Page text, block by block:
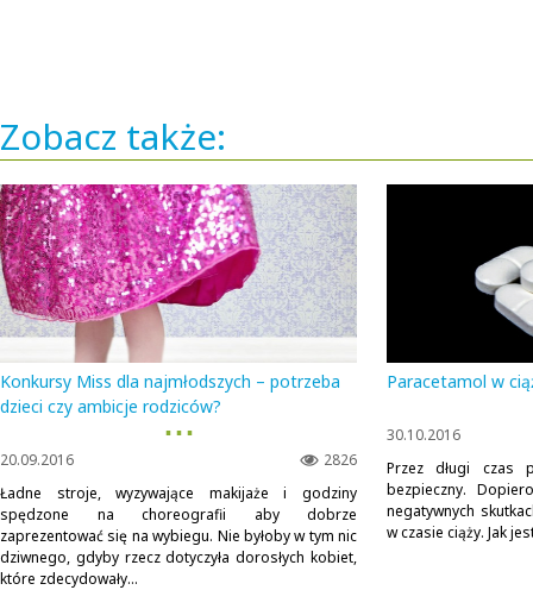
Zobacz także:
Konkursy Miss dla najmłodszych – potrzeba
dzieci czy ambicje rodziców?
▪ ▪ ▪
2826
20.09.2016
Ładne stroje, wyzywające makijaże i godziny
spędzone na choreografii aby dobrze
zaprezentować się na wybiegu. Nie byłoby w tym nic
dziwnego, gdyby rzecz dotyczyła dorosłych kobiet,
które zdecydowały...
Paracetamol w
30.10.2016
Przez długi czas
bezpieczny.
negatywnych
w czasie ciąży. Jak